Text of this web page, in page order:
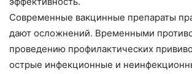
Современные вакцинные препараты
дают осложнений. Временными
проведению профилактических
острые инфекционные и